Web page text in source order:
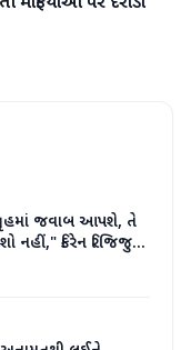
જવાબ આપશે, તે
નહીં," કિરેન રિજિજુએ